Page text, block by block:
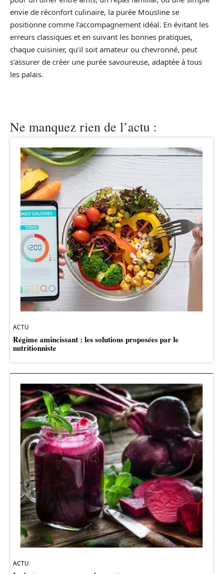
envie de réconfort culinaire, la purée Mousline se
positionne comme l’accompagnement idéal. En évitant les
erreurs classiques et en suivant les bonnes pratiques,
chaque cuisinier, qu’il soit amateur ou chevronné, peut
s’assurer de créer une purée savoureuse, adaptée à tous
les palais.
Ne manquez rien de l’actu :
ACTU
Régime amincissant : les solutions proposées par le
nutritionniste
ACTU